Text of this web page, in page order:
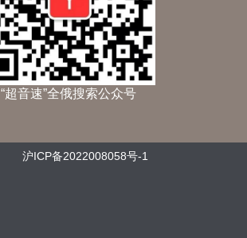
“超音速”全俄搜索公众号
沪ICP备2022008058号-1